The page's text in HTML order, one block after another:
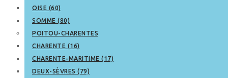
OISE (60)
SOMME (80)
POITOU-CHARENTES
CHARENTE (16)
CHARENTE-MARITIME (17)
DEUX-SÈVRES (79)